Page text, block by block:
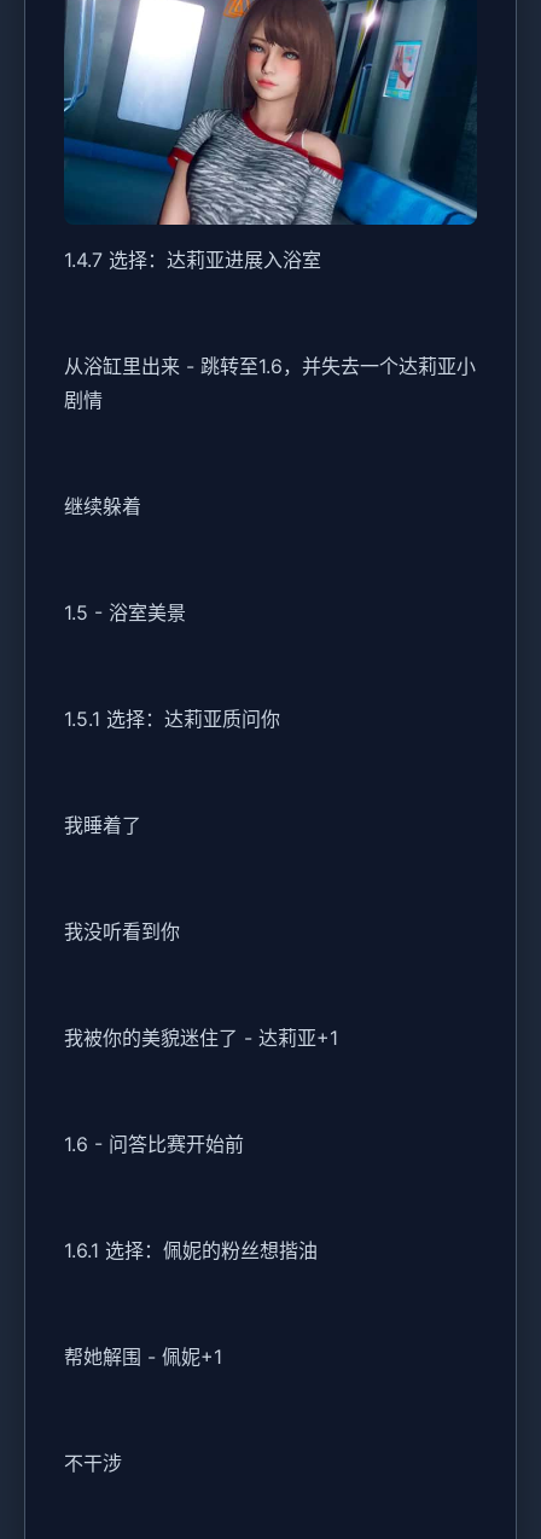
1.4.7 选择：达莉亚进展入浴室
从浴缸里出来 - 跳转至1.6，并失去一个达莉亚小
剧情
继续躲着
1.5 - 浴室美景
1.5.1 选择：达莉亚质问你
我睡着了
我没听看到你
我被你的美貌迷住了 - 达莉亚+1
1.6 - 问答比赛开始前
1.6.1 选择：佩妮的粉丝想揩油
帮她解围 - 佩妮+1
不干涉